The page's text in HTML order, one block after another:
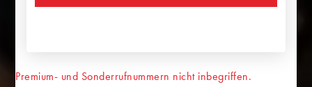
Premium- und Sonderrufnummern nicht inbegriffen.